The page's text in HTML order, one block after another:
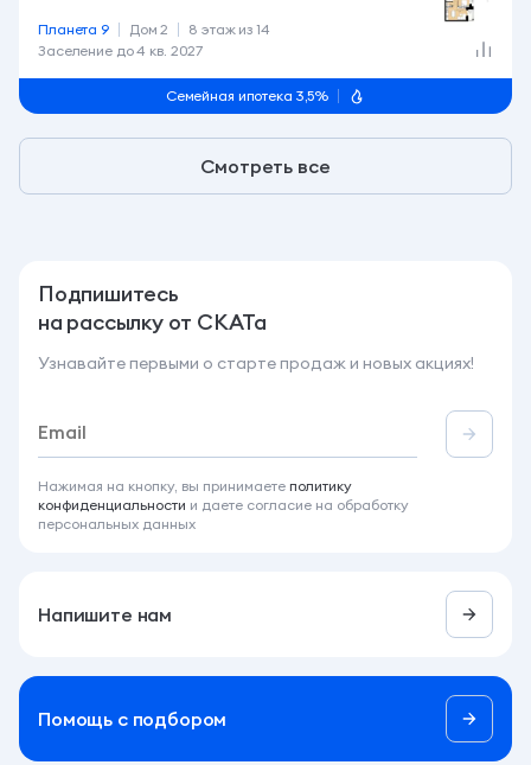
Заселение до4 кв. 2027
Планета 9 Дом 2 8 этаж из 14
Семейная ипотека 3,5%
Смотреть все
Подпишитесь
на рассылку от СКАТа
Узнавайте первыми о старте продаж и новых акциях!
Нажимая на кнопку, вы принимаете политику
конфиденциальности и даете согласие на обработку
персональных данных
Напишите нам
Помощь c подбором